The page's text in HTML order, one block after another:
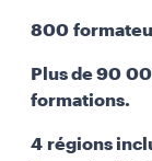
800
Plus de 90
formations.
4 régions